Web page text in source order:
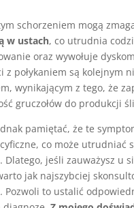
schorzeniem mogą
w ustach, co utrudnia
oraz wywołuje
z połykaniem są kolejnym
wynikającym z tego, że
gruczołów do produkcji
pamiętać, że te
co może utrudniać
Dlatego, jeśli zauważysz u
jak najszybciej
Pozwoli to ustalić